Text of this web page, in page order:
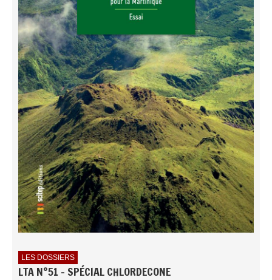
LES DOSSIERS
LTA N°51 - SPÉCIAL CHLORDECONE